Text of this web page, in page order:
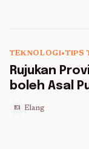
TEKNOLOGI•TIPS
Rujukan
boleh Asal
El Elang